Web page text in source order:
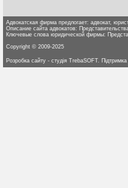
Адвокатская фирма предлогает: адвокат,
Описание сайта адвокатов:
Ключевые слова юридической фирмы:
Copyright © 2009-2025
Розробка сайту - студія TrebaSOFT.